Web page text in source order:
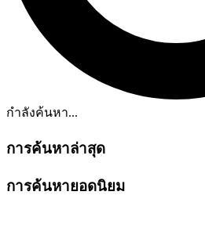
กำลังค้นหา...
การค้นหาล่าสุด
การค้นหายอดนิยม